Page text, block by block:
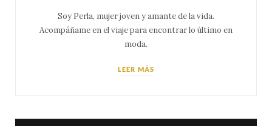
Soy Perla, mujer joven y amante de la vida.
Acompáñame en el viaje para encontrar lo último en
moda.
LEER MÁS